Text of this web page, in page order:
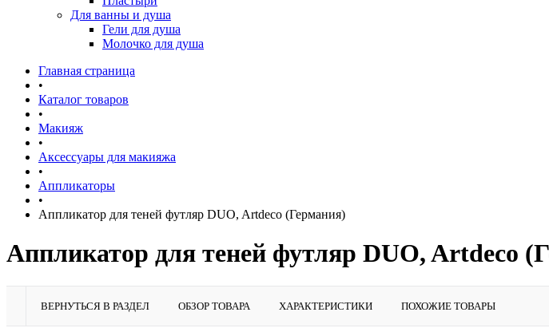
Для ванны и душа
Гели для душа
Молочко для душа
Главная страница
•
Каталог товаров
•
Макияж
•
Аксессуары для макияжа
•
Аппликаторы
•
Аппликатор для теней футляр DUO, Artdeco (Германия)
Аппликатор для теней футляр DUO, Artdeco
ВЕРНУТЬСЯ В РАЗДЕЛ ОБЗОР ТОВАРА ХАРАКТЕРИСТИКИ ПОХОЖИЕ ТОВАРЫ